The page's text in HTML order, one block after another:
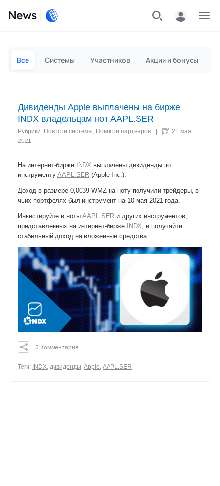
News
Все Системы Участников Акции и бонусы
Дивиденды Apple выплачены на бирже
INDX владельцам нот AAPL.SER
Рубрики: Новости системы, Новости партнеров
21 мая
2021
На интернет-бирже INDX выплачены дивиденды по
инструменту AAPL.SER (Apple Inc.).
Доход в размере 0,0039 WMZ на ноту получили трейдеры, в
чьих портфелях был инструмент на 10 мая 2021 года.
Инвестируйте в ноты AAPL.SER и других инструментов,
представленных на интернет-бирже
INDX, и получайте
стабильный доход на вложенные средства.
0
3 Комментария
Теги: INDX, дивиденды, Apple, AAPL.SER